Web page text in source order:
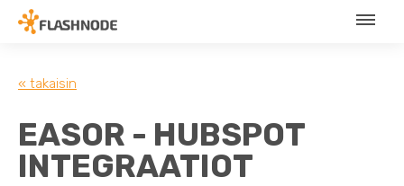
« takaisin
EASOR - HUBSPOT
INTEGRAATIOT